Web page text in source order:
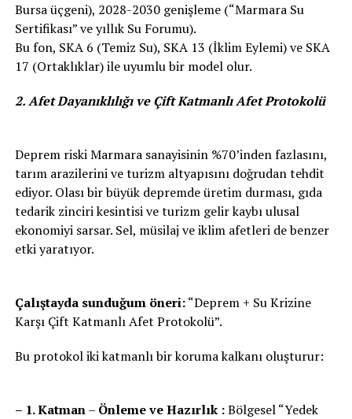
Bursa üçgeni), 2028-2030 genişleme (“Marmara Su
Sertifikası” ve yıllık Su Forumu).
Bu fon, SKA 6 (Temiz Su), SKA 13 (İklim Eylemi) ve SKA
17 (Ortaklıklar) ile uyumlu bir model olur.
2. Afet Dayanıklılığı ve Çift Katmanlı Afet Protokolü
Deprem riski Marmara sanayisinin %70’inden fazlasını,
tarım arazilerini ve turizm altyapısını doğrudan tehdit
ediyor. Olası bir büyük depremde üretim durması, gıda
tedarik zinciri kesintisi ve turizm gelir kaybı ulusal
ekonomiyi sarsar. Sel, müsilaj ve iklim afetleri de benzer
etki yaratıyor.
Çalıştayda sunduğum öneri:“Deprem + Su Krizine
Karşı Çift Katmanlı Afet Protokolü”.
Bu protokol iki katmanlı bir koruma kalkanı oluşturur:
– 1. Katman– Önleme ve Hazırlık :Bölgesel “Yedek